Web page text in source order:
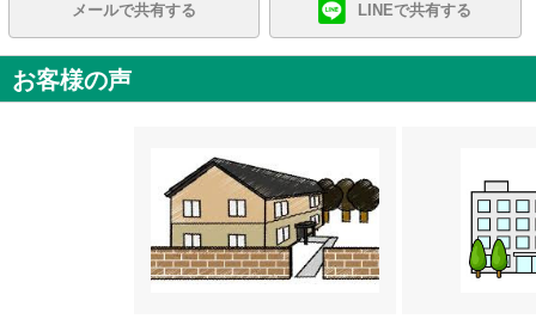
メールで共有する LINEで共有する
お客様の声